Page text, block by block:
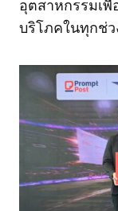
อุตสาหกรรมเ
บริโภคในทุกช่